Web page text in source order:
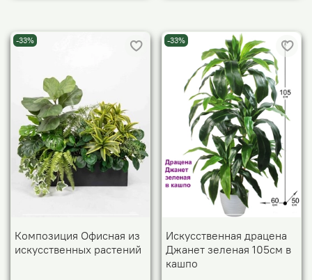
-33%
Композиция Офисная из
искусственных растений
-33%
Искусственная драцена
Джанет зеленая 105см в
кашпо